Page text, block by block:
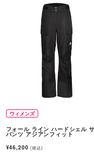
ウィメンズ
フォール ライン ハードシェル
パンツ アジアンフィット
¥46,200(税込)